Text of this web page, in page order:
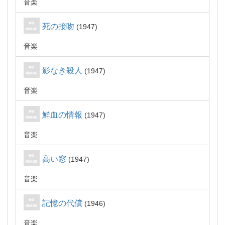
音楽
死の接吻 1947
音楽
影なき殺人 1947
音楽
鮮血の情報 1947
音楽
高い窓 1947
音楽
記憶の代償 1946
音楽